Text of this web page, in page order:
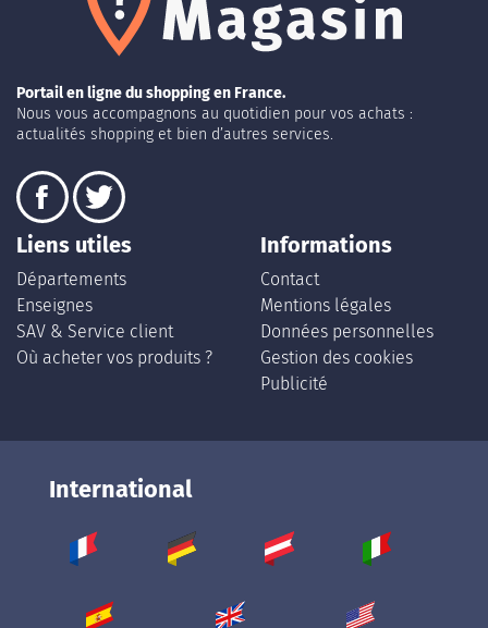
Portail en ligne du shopping en France.
Nous vous accompagnons au quotidien pour vos achats :
actualités shopping et bien d’autres services.
Liens utiles
Départements
Enseignes
SAV & Service client
Où acheter vos produits ?
Informations
Contact
Mentions légales
Données personnelles
Gestion des cookies
Publicité
International